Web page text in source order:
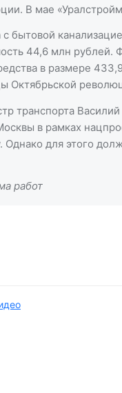
В мае
с бытовой
44,6 млн рублей.
в размере
Октябрьской
транспорта
в рамках
Однако для этого
работ